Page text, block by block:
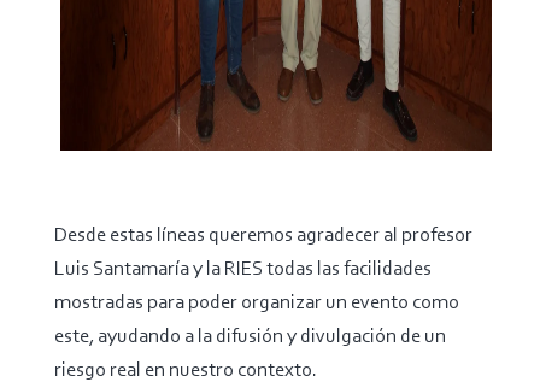
Desde estas líneas queremos agradecer al profesor
Luis Santamaría y la RIES todas las facilidades
mostradas para poder organizar un evento como
este, ayudando a la difusión y divulgación de un
riesgo real en nuestro contexto.